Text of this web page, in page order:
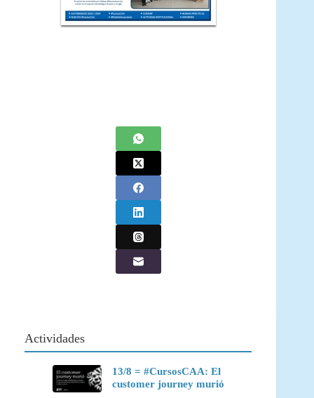
Actividades
13/8 = #CursosCAA: El
customer journey murió